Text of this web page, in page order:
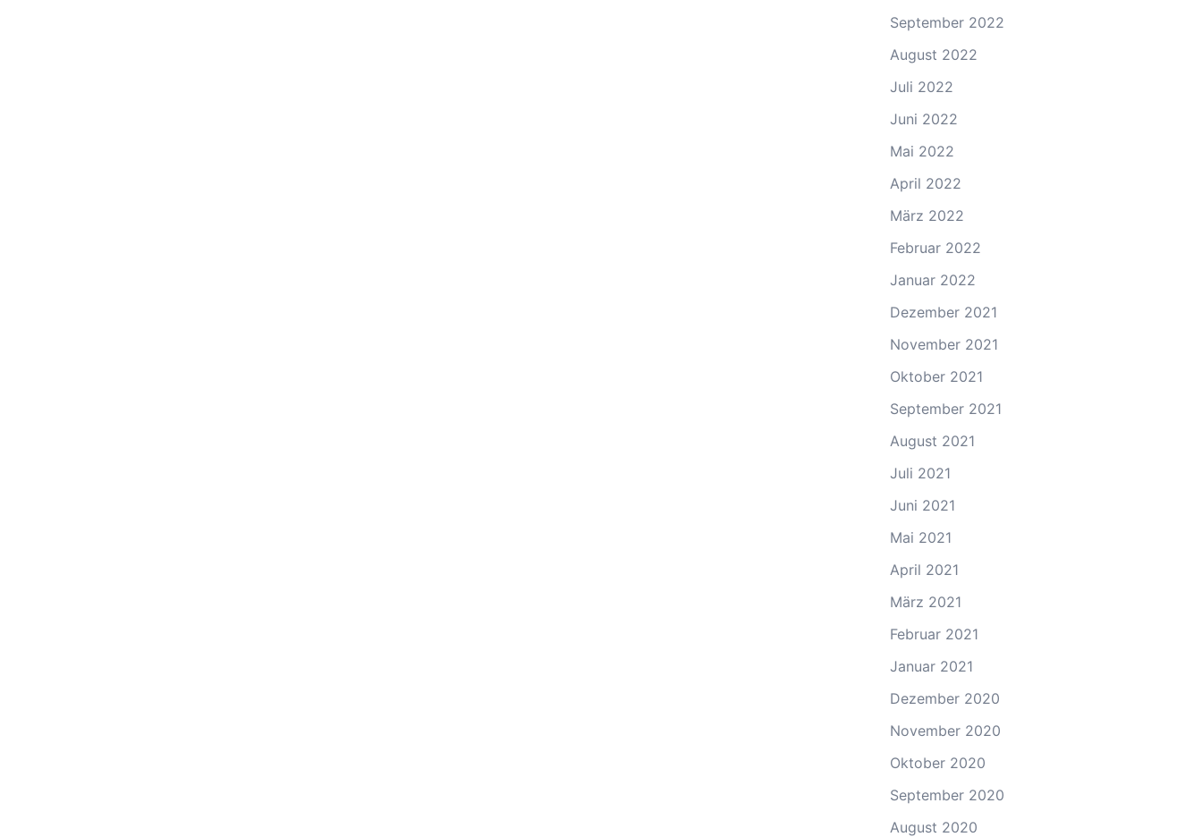
September 2022
August 2022
Juli 2022
Juni 2022
Mai 2022
April 2022
März 2022
Februar 2022
Januar 2022
Dezember 2021
November 2021
Oktober 2021
September 2021
August 2021
Juli 2021
Juni 2021
Mai 2021
April 2021
März 2021
Februar 2021
Januar 2021
Dezember 2020
November 2020
Oktober 2020
September 2020
August 2020